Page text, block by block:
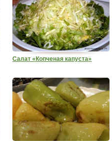
Салат «Копченая капуста»